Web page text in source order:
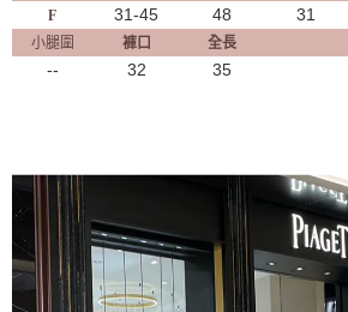
F
31-45 48 31
小腿圍
褲口 全長
-- 32 35